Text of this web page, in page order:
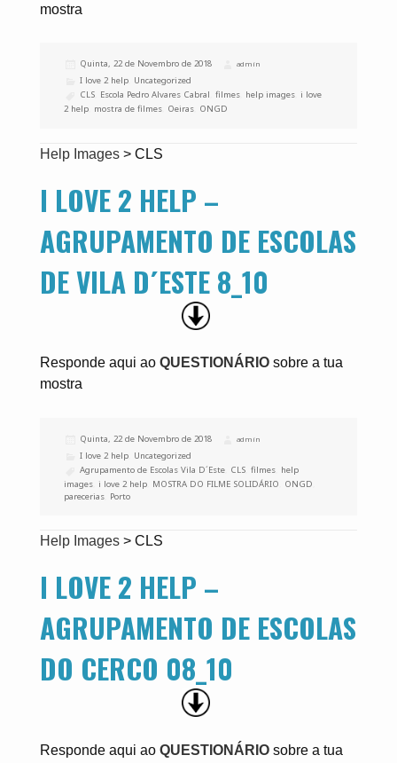
mostra
Publicado
Quinta, 22 de Novembro de 2018 Autor
admin
Categorias
I love 2 help Uncategorized
Etiquetas
CLS Escola Pedro Alvares Cabral ,filmes help images i love
2 help mostra de filmes Oeiras ONGD
Help Images> CLS
I LOVE 2 HELP –
AGRUPAMENTO DE ESCOLAS
DE VILA D´ESTE 8_10
Responde aqui ao QUESTIONÁRIO sobre a tua
mostra
Publicado
Quinta, 22 de Novembro de 2018 Autor
admin
Categorias
I love 2 help Uncategorized
Etiquetas
Agrupamento de Escolas Vila D´Este CLS ,filmes help
images i love 2 help MOSTRA DO FILME SOLIDÁRIO ONGD
parecerias Porto
Help Images> CLS
I LOVE 2 HELP –
AGRUPAMENTO DE ESCOLAS
DO CERCO 08_10
Responde aqui ao QUESTIONÁRIO sobre a tua